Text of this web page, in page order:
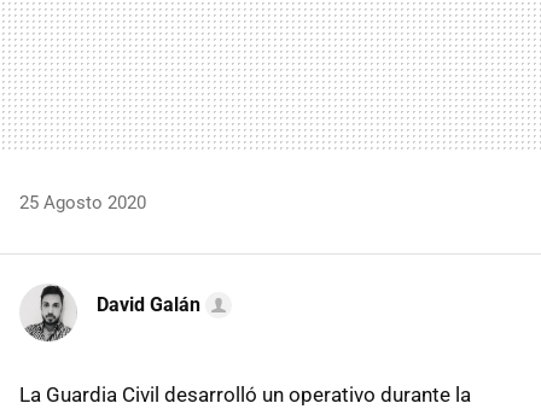
25 Agosto 2020
David Galán
La Guardia Civil desarrolló un operativo durante la